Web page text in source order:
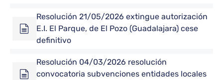
Resolución 21/05/2026 extingue autorización
E.I. El Parque, de El Pozo (Guadalajara) cese
definitivo
Resolución 04/03/2026 resolución
convocatoria subvenciones entidades locales